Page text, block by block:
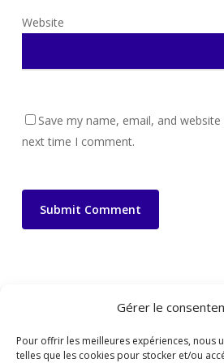
Gérer le
Pour offrir les meilleures expériences, nous
telles que les cookies pour stocker et/ou
Website
Save my name, email, and
next time I comment.